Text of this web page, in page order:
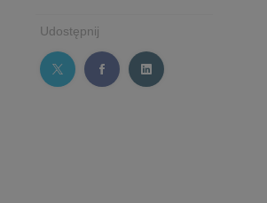
Udostępnij